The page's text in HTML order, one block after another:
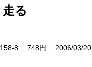
る
8 748円 2006/03/20